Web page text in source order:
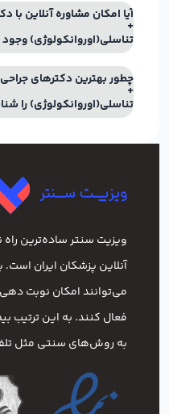
آیا امکان مشاوره آنلاین با
تناسلي(اوروانکولوژي) وجود
چطور بهترین دکترهای
تناسلي(اوروانکولوژي) را
ویزیت سنتر ساده‌ترین
آنلاین پزشکان ایران
می‌توانند امکان نوبت دهی
فعال کنند. به این ترتیب
به روش‌های سنتی مثل